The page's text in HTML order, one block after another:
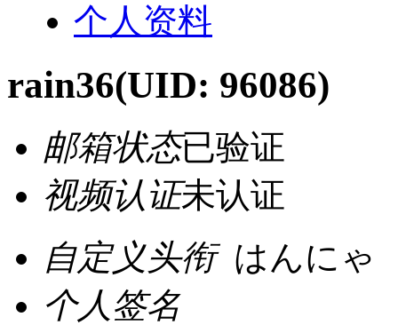
个人资料
rain36(UID: 96086)
邮箱状态已验证
视频认证未认证
自定义头衔 はんにゃ
个人签名